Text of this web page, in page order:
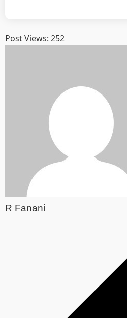
Post Views: 252
R Fanani